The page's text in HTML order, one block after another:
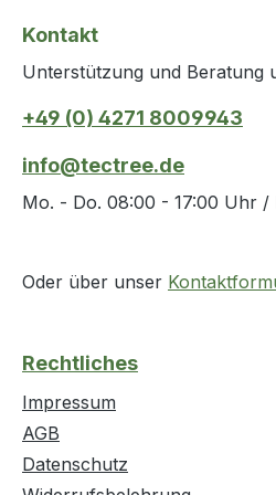
rückstandsfreies
Oberfläche · sichere und
aufsteckbare Bürste Weitere
technische Eigenschaften: ·
Gebinde: Spraydose
Kontakt
Unterstützung und Beratung
+49 (0) 4271 8009943
info@tectree.de
Mo. - Do. 08:00 - 17:00 Uhr
Oder über unser
Rechtliches
Impressum
AGB
Datenschutz